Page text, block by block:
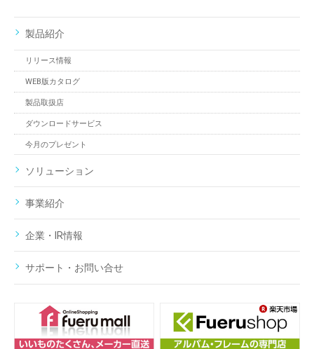
製品紹介
リリース情報
WEB版カタログ
製品取扱店
ダウンロードサービス
今月のプレゼント
ソリューション
事業紹介
企業・IR情報
サポート・お問い合せ